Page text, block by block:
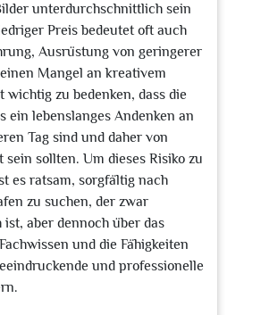
unterdurchschnittlich sein
Preis bedeutet oft auch
Ausrüstung von geringerer
Mangel an kreativem
wichtig zu bedenken, dass die
ein lebenslanges Andenken an
Tag sind und daher von
sein sollten. Um dieses Risiko zu
es ratsam, sorgfältig nach
zu suchen, der zwar
aber dennoch über das
und die Fähigkeiten
und professionelle